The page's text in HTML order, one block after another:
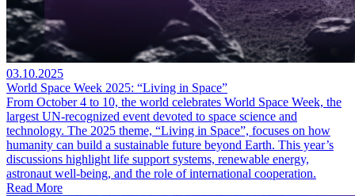
03.10.2025
World Space Week 2025: “Living in Space”
From October 4 to 10, the world celebrates World Space Week, the
largest UN-recognized event devoted to space science and
technology. The 2025 theme, “Living in Space”, focuses on how
humanity can build a sustainable future beyond Earth. This year’s
discussions highlight life support systems, renewable energy,
astronaut well-being, and the role of international cooperation.
Read More